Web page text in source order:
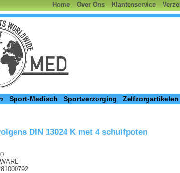
Home Over Ons Klantenservice
Sport-Medisch Sportverzorging Zelfzorgartikelen
DIN 13024 K met 4 schuifpoten